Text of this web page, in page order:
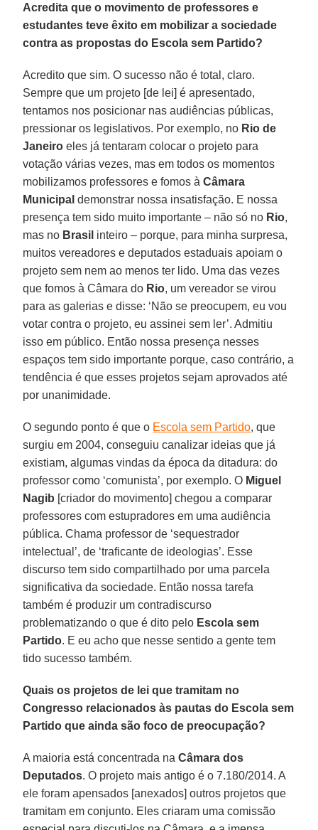
Acredita que o movimento de professores e
estudantes teve êxito em mobilizar a sociedade
contra as propostas do Escola sem Partido?
Acredito que sim. O sucesso não é total, claro.
Sempre que um projeto [de lei] é apresentado,
tentamos nos posicionar nas audiências públicas,
pressionar os legislativos. Por exemplo, no Rio de
Janeiro eles já tentaram colocar o projeto para
votação várias vezes, mas em todos os momentos
mobilizamos professores e fomos àCâmara
Municipal demonstrar nossa insatisfação. E nossa
presença tem sido muito importante – não só no Rio,
mas no Brasil inteiro – porque, para minha surpresa,
muitos vereadores e deputados estaduais apoiam o
projeto sem nem ao menos ter lido. Uma das vezes
que fomos à Câmara do Rio, um vereador se virou
para as galerias e disse: ‘Não se preocupem, eu vou
votar contra o projeto, eu assinei sem ler’. Admitiu
isso em público. Então nossa presença nesses
espaços tem sido importante porque, caso contrário, a
tendência é que esses projetos sejam aprovados até
por unanimidade.
O segundo ponto é que o Escola sem Partido, que
surgiu em 2004, conseguiu canalizar ideias que já
existiam, algumas vindas da época da ditadura: do
professor como ‘comunista’, por exemplo. O Miguel
Nagib [criador do movimento] chegou a comparar
professores com estupradores em uma audiência
pública. Chama professor de ‘sequestrador
intelectual’, de ‘traficante de ideologias’. Esse
discurso tem sido compartilhado por uma parcela
significativa da sociedade. Então nossa tarefa
também é produzir um contradiscurso
problematizando o que é dito pelo Escola sem
Partido. E eu acho que nesse sentido a gente tem
tido sucesso também.
Quais os projetos de lei que tramitam no
Congresso relacionados às pautas do Escola sem
Partido que ainda são foco de preocupação?
A maioria está concentrada naCâmara dos
Deputados. O projeto mais antigo é o 7.180/2014. A
ele foram apensados [anexados] outros projetos que
tramitam em conjunto. Eles criaram uma comissão